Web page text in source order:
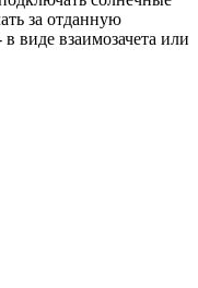
за отданную
виде взаимозачета или